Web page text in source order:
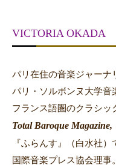
VICTORIA OKADA
パリ在住の音楽ジャーナ
パリ・ソルボンヌ大学音
フランス語圏のクラシッ
Total Baroque Magazine,
『ふらんす』（白水社）
国際音楽プレス協会理事。